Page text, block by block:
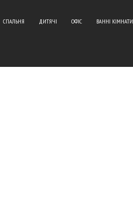
СПАЛЬНЯ ДИТЯЧІ ОФІС ВАННІ КІМНАТИ